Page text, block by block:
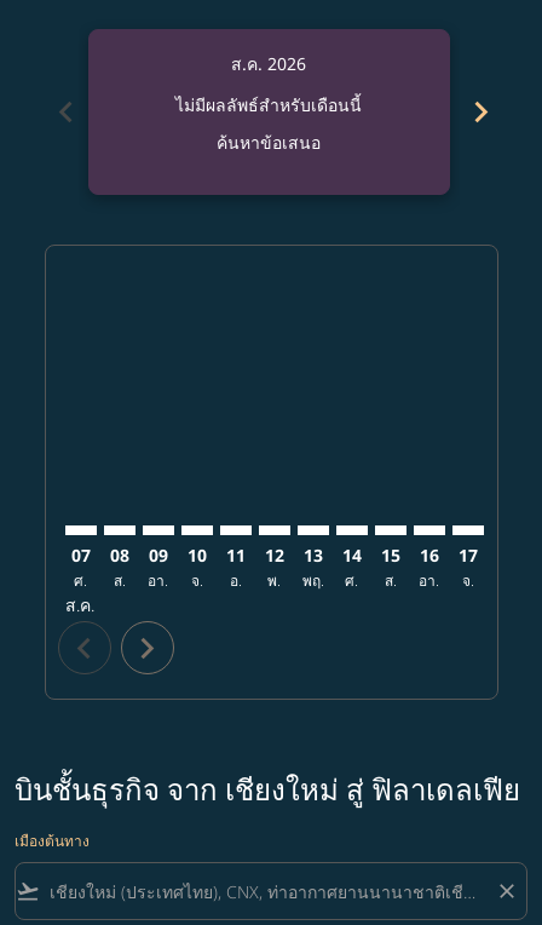
chevron_left
ส.ค. 2026
ไม่มีผลลัพธ์สำหรับเดือนนี้
ค้นหาข้อเสนอ
chevron_right
07
ศ.
ส.ค.
08
ส.
09
อา.
10
จ.
11
อ.
12
พ.
13
พฤ.
14
ศ.
15
ส.
16
อา.
17
จ.
chevron_left chevron_right
บินชั้นธุรกิจ จาก เชียงใหม่ สู่ ฟิลาเดลเฟีย
เมืองต้นทาง
flight_takeoff close